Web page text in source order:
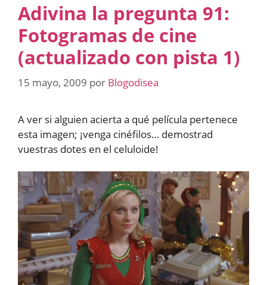
Adivina la pregunta 91:
Fotogramas de cine
(actualizado con pista 1)
15 mayo, 2009 por Blogodisea
A ver si alguien acierta a qué película pertenece
esta imagen; ¡venga cinéfilos… demostrad
vuestras dotes en el celuloide!